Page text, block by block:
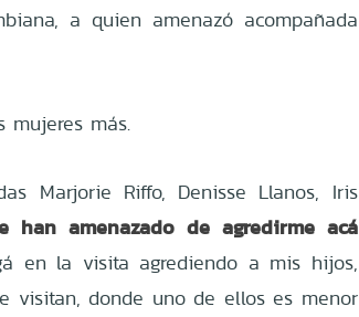
a quien amenazó acompañada
más.
Marjorie Riffo, Denisse Llanos, Iris
han amenazado de agredirme acá
en la visita agrediendo a mis hijos,
visitan, donde uno de ellos es menor